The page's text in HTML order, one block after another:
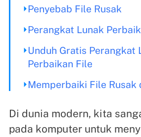
Penyebab File Rusak
Perangkat Lunak
Unduh Gratis Perangkat
Perbaikan File
Memperbaiki File Rusak
Di dunia modern, kita
pada komputer untuk